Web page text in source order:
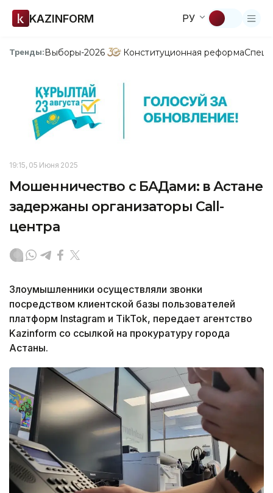
KAZINFORM РУ
Тренды:Выборы-2026 Конституционная реформа
19:15, 05 Июня 2025
Мошенничество с БАДами: в Астане
задержаны организаторы Call-
центра
Злоумышленники осуществляли звонки
посредством клиентской базы пользователей
платформ Instagram и TikTok, передает агентство
Kazinform со ссылкой на прокуратуру города
Астаны.